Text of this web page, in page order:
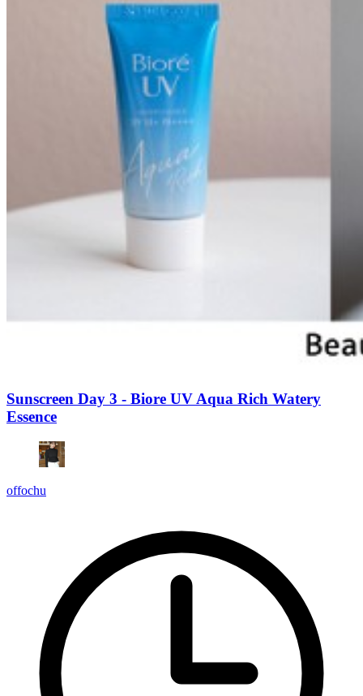
Sunscreen Day 3 - Biore UV Aqua Rich Watery
Essence
offochu